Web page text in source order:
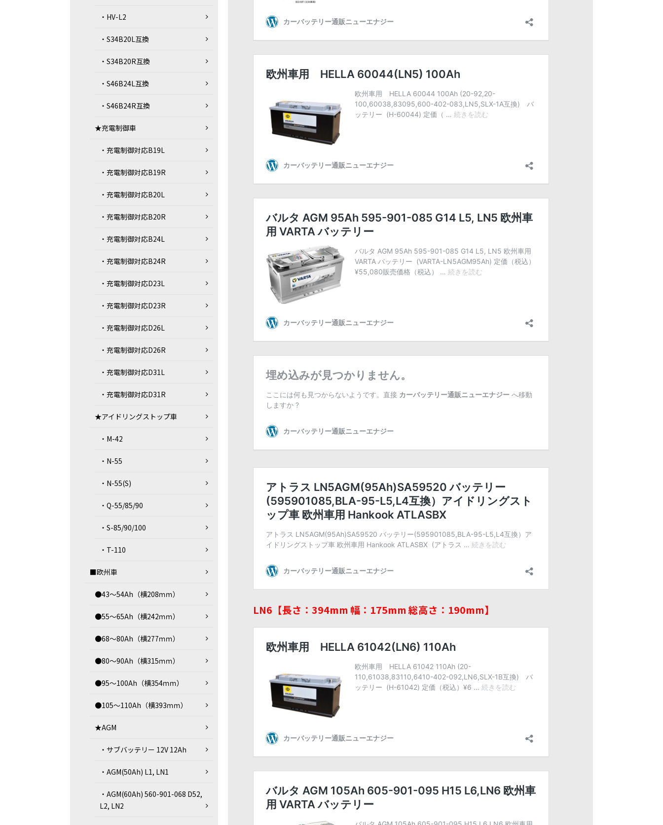
LN6【長さ：394mm 幅：175mm 総高さ：190mm】
・HV-L2
・S34B20L互換
・S34B20R互換
・S46B24L互換
・S46B24R互換
★充電制御車
・充電制御対応B19L
・充電制御対応B19R
・充電制御対応B20L
・充電制御対応B20R
・充電制御対応B24L
・充電制御対応B24R
・充電制御対応D23L
・充電制御対応D23R
・充電制御対応D26L
・充電制御対応D26R
・充電制御対応D31L
・充電制御対応D31R
★アイドリングストップ車
・M-42
・N-55
・N-55(S)
・Q-55/85/90
・S-85/90/100
・T-110
■欧州車
●43～54Ah（横208ｍｍ）
●55～65Ah（横242ｍｍ）
●68～80Ah（横277ｍｍ）
●80～90Ah（横315ｍｍ）
●95～100Ah（横354ｍｍ）
●105～110Ah（横393ｍｍ）
★AGM
・サブバッテリー 12V 12Ah
・AGM(50Ah) L1, LN1
・AGM(60Ah) 560-901-068 D52,
L2, LN2